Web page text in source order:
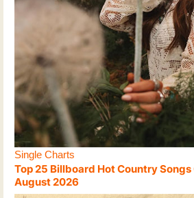
Single Charts
Top 25 Billboard Hot Country
August 2026